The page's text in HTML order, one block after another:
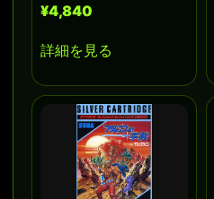
¥4,840
詳細を見る